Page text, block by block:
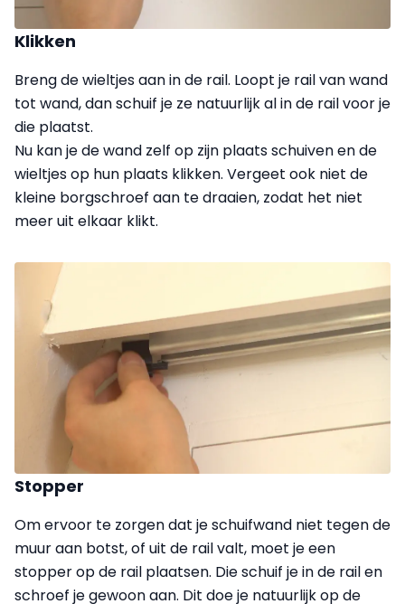
Klikken
Breng de wieltjes aan in de rail. Loopt je rail van wand
tot wand, dan schuif je ze natuurlijk al in de rail voor je
die plaatst.
Nu kan je de wand zelf op zijn plaats schuiven en de
wieltjes op hun plaats klikken. Vergeet ook niet de
kleine borgschroef aan te draaien, zodat het niet
meer uit elkaar klikt.
Stopper
Om ervoor te zorgen dat je schuifwand niet tegen de
muur aan botst, of uit de rail valt, moet je een
stopper op de rail plaatsen. Die schuif je in de rail en
schroef je gewoon aan. Dit doe je natuurlijk op de